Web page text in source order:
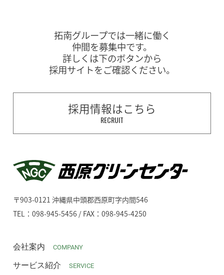
拓南グループでは一緒に働く
仲間を募集中です。
詳しくは下のボタンから
採用サイトをご確認ください。
採用情報はこちら
RECRUIT
〒903-0121 沖縄県中頭郡西原町字内間546
TEL：098-945-5456 / FAX：098-945-4250
会社案内 COMPANY
サービス紹介 SERVICE